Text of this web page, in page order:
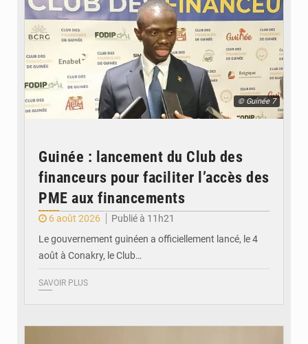
© Guinée 7
Guinée : lancement du Club des
financeurs pour faciliter l’accès des
PME aux financements
6 août 2026
Publié à 11h21
Le gouvernement guinéen a officiellement lancé, le 4
août à Conakry, le Club…
SAVOIR PLUS